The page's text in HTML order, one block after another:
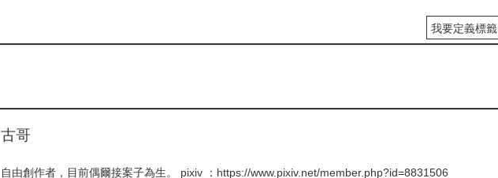
我要定義標籤
古哥
自由創作者，目前偶爾接案子為生。 pixiv ：https://www.pixiv.net/member.php?id=8831506